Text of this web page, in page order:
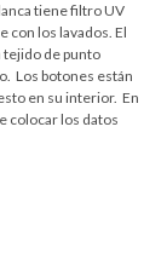
tiene filtro UV
con los lavados. El
tejido de punto
Los botones están
en su interior. En
colocar los datos